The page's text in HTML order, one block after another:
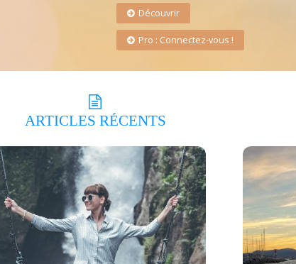
Découvrir
Pro : Connectez-vous !
ARTICLES RÉCENTS